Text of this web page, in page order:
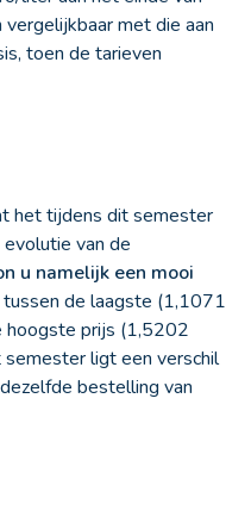
met die aan
toen de tarieven
het tijdens dit semester
van de
u namelijk een mooi
tussen de laagste (1,1071
hoogste prijs (1,5202
ligt een verschil
bestelling van